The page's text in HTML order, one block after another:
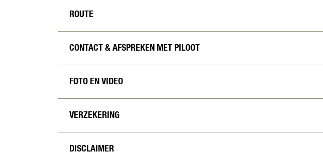
ROUTE
CONTACT & AFSPREKEN MET PILOOT
FOTO EN VIDEO
VERZEKERING
DISCLAIMER